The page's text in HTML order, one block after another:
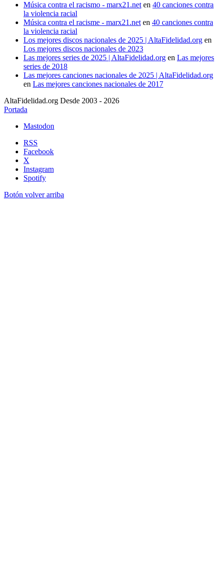
Música contra el racismo - marx21.net en 40 canciones contra
la violencia racial
Música contra el racisme - marx21.net en 40 canciones contra
la violencia racial
Los mejores discos nacionales de 2025 | AltaFidelidad.org en
Los mejores discos nacionales de 2023
Las mejores series de 2025 | AltaFidelidad.org en Las mejores
series de 2018
Las mejores canciones nacionales de 2025 | AltaFidelidad.org
en Las mejores canciones nacionales de 2017
AltaFidelidad.org Desde 2003 - 2026
Portada
Mastodon
RSS
Facebook
X
Instagram
Spotify
Botón volver arriba